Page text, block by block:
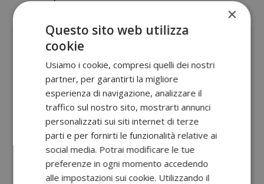
×
Questo sito web utilizza
cookie
Usiamo i cookie, compresi quelli dei nostri
partner, per garantirti la migliore
esperienza di navigazione, analizzare il
traffico sul nostro sito, mostrarti annunci
personalizzati sui siti internet di terze
parti e per fornirti le funzionalità relative ai
social media. Potrai modificare le tue
preferenze in ogni momento accedendo
alle impostazioni sui cookie. Utilizzando il